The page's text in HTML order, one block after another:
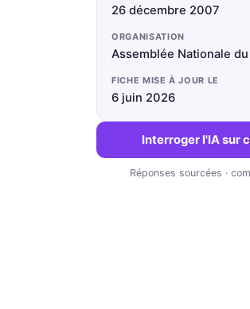
26 décembre 2007
ORGANISATION
Assemblée Nationale
FICHE MISE À JOUR LE
6 juin 2026
Interroger l'IA sur
Réponses sourcées ·